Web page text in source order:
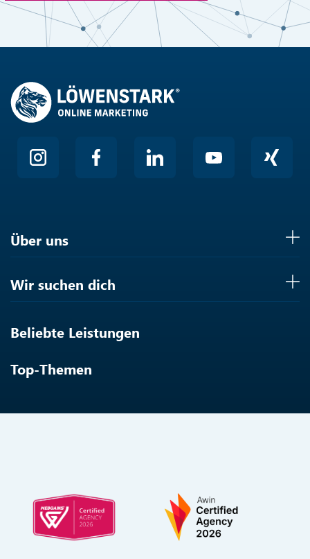
Anti-Roboter-Verifizierung
Hier klicken
Über uns
Wir suchen dich
Beliebte Leistungen
Top-Themen